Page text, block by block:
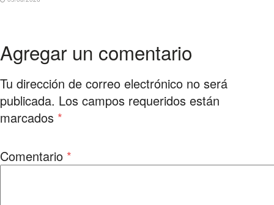
Agregar un comentario
Tu dirección de correo electrónico no será
publicada. Los campos requeridos están
marcados *
Comentario *